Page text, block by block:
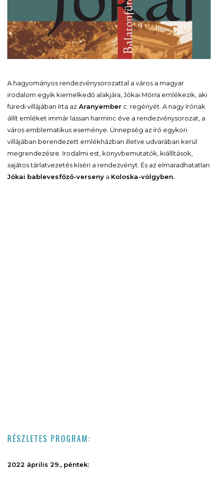
A hagyományos rendezvénysorozattal a város a magyar
irodalom egyik kiemelkedő alakjára, Jókai Mórra emlékezik, aki
füredi villájában írta az Aranyember c. regényét. A nagy írónak
állít emléket immár lassan harminc éve a rendezvénysorozat, a
város emblematikus eseménye. Ünnepség az író egykori
villájában berendezett emlékházban illetve udvarában kerül
megrendezésre. Irodalmi est, könyvbemutatók, kiállítások,
sajátos tárlatvezetés kíséri a rendezvényt. És az elmaradhatatlan
Jókai bablevesfőző-verseny a Koloska-völgyben.
RÉSZLETES PROGRAM:
2022 április 29., péntek: